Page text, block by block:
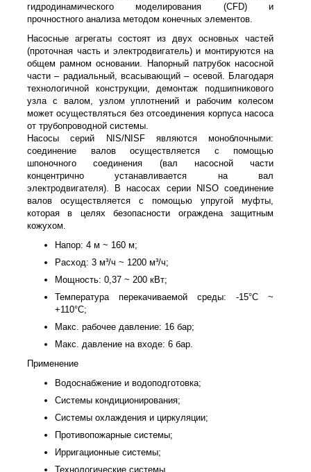
гидродинамического моделирования (CFD) и
прочностного анализа методом конечных элементов.
Насосные агрегаты состоят из двух основных частей
(проточная часть и электродвигатель) и монтируются на
общем рамном основании. Напорный патрубок насосной
части – радиальный, всасывающий – осевой. Благодаря
технологичной конструкции, демонтаж подшипникового
узла с валом, узлом уплотнений и рабочим колесом
может осуществляться без отсоединения корпуса насоса
от трубопроводной системы.
Насосы серий NIS/NISF являются моноблочными:
соединение валов осуществляется с помощью
шпоночного соединения (вал насосной части
концентрично устанавливается на вал
электродвигателя). В насосах серии NISO соединение
валов осуществляется с помощью упругой муфты,
которая в целях безопасности ограждена защитным
кожухом.
Напор: 4 м ~ 160 м;
Расход: 3 м³/ч ~ 1200 м³/ч;
Мощность: 0,37 ~ 200 кВт;
Температура перекачиваемой среды: -15°С ~
+110°С;
Макс. рабочее давление: 16 бар;
Макс. давление на входе: 6 бар.
Применение
Водоснабжение и водоподготовка;
Системы кондиционирования;
Системы охлаждения и циркуляции;
Противопожарные системы;
Ирригационные системы;
Технологические системы.